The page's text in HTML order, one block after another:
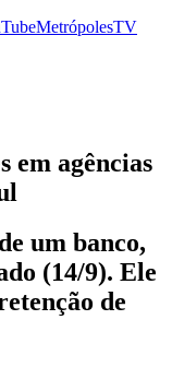
MetrópolesTV
em agências
um banco,
(14/9). Ele
de